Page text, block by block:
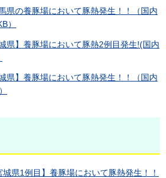
県の養豚場において豚熱発生！！（国内
）
県】養豚場において豚熱2例目発生!(国内
県】養豚場において豚熱発生！！（国内
城県1例目】養豚場において豚熱発生！！